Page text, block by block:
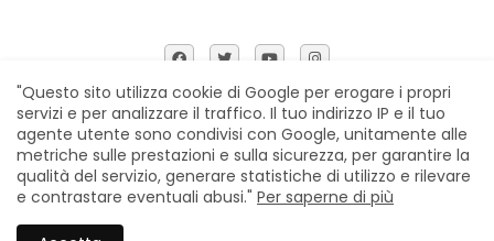
Home Chi siamo Contatti
Privacy Policy
Segnalazioni
All Right Reserved Copyright © Fattitaliani
"Questo sito utilizza cookie di Google per erogare i propri
servizi e per analizzare il traffico. Il tuo indirizzo IP e il tuo
agente utente sono condivisi con Google, unitamente alle
metriche sulle prestazioni e sulla sicurezza, per garantire la
qualità del servizio, generare statistiche di utilizzo e rilevare
e contrastare eventuali abusi." Per saperne di più